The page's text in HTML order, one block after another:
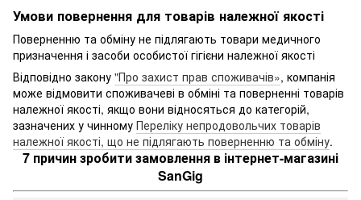
Умови повернення для товарів належної якості
Поверненню та обміну не підлягають товари медичного
призначення і засоби особистої гігієни належної якості
Відповідно закону "Про захист прав споживачів», компанія
може відмовити споживачеві в обміні та поверненні товарів
належної якості, якщо вони відносяться до категорій,
зазначених у чинному Переліку непродовольчих товарів
належної якості, що не підлягають поверненню та обміну.
7 причин зробити замовлення в інтернет-магазині
SanGig